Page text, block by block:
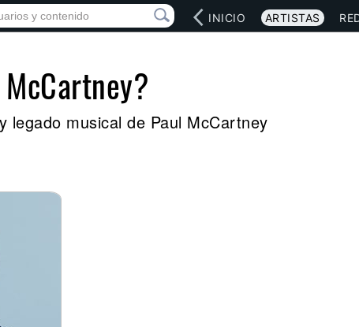
INICIO ARTISTAS
legado musical de Paul McCartney